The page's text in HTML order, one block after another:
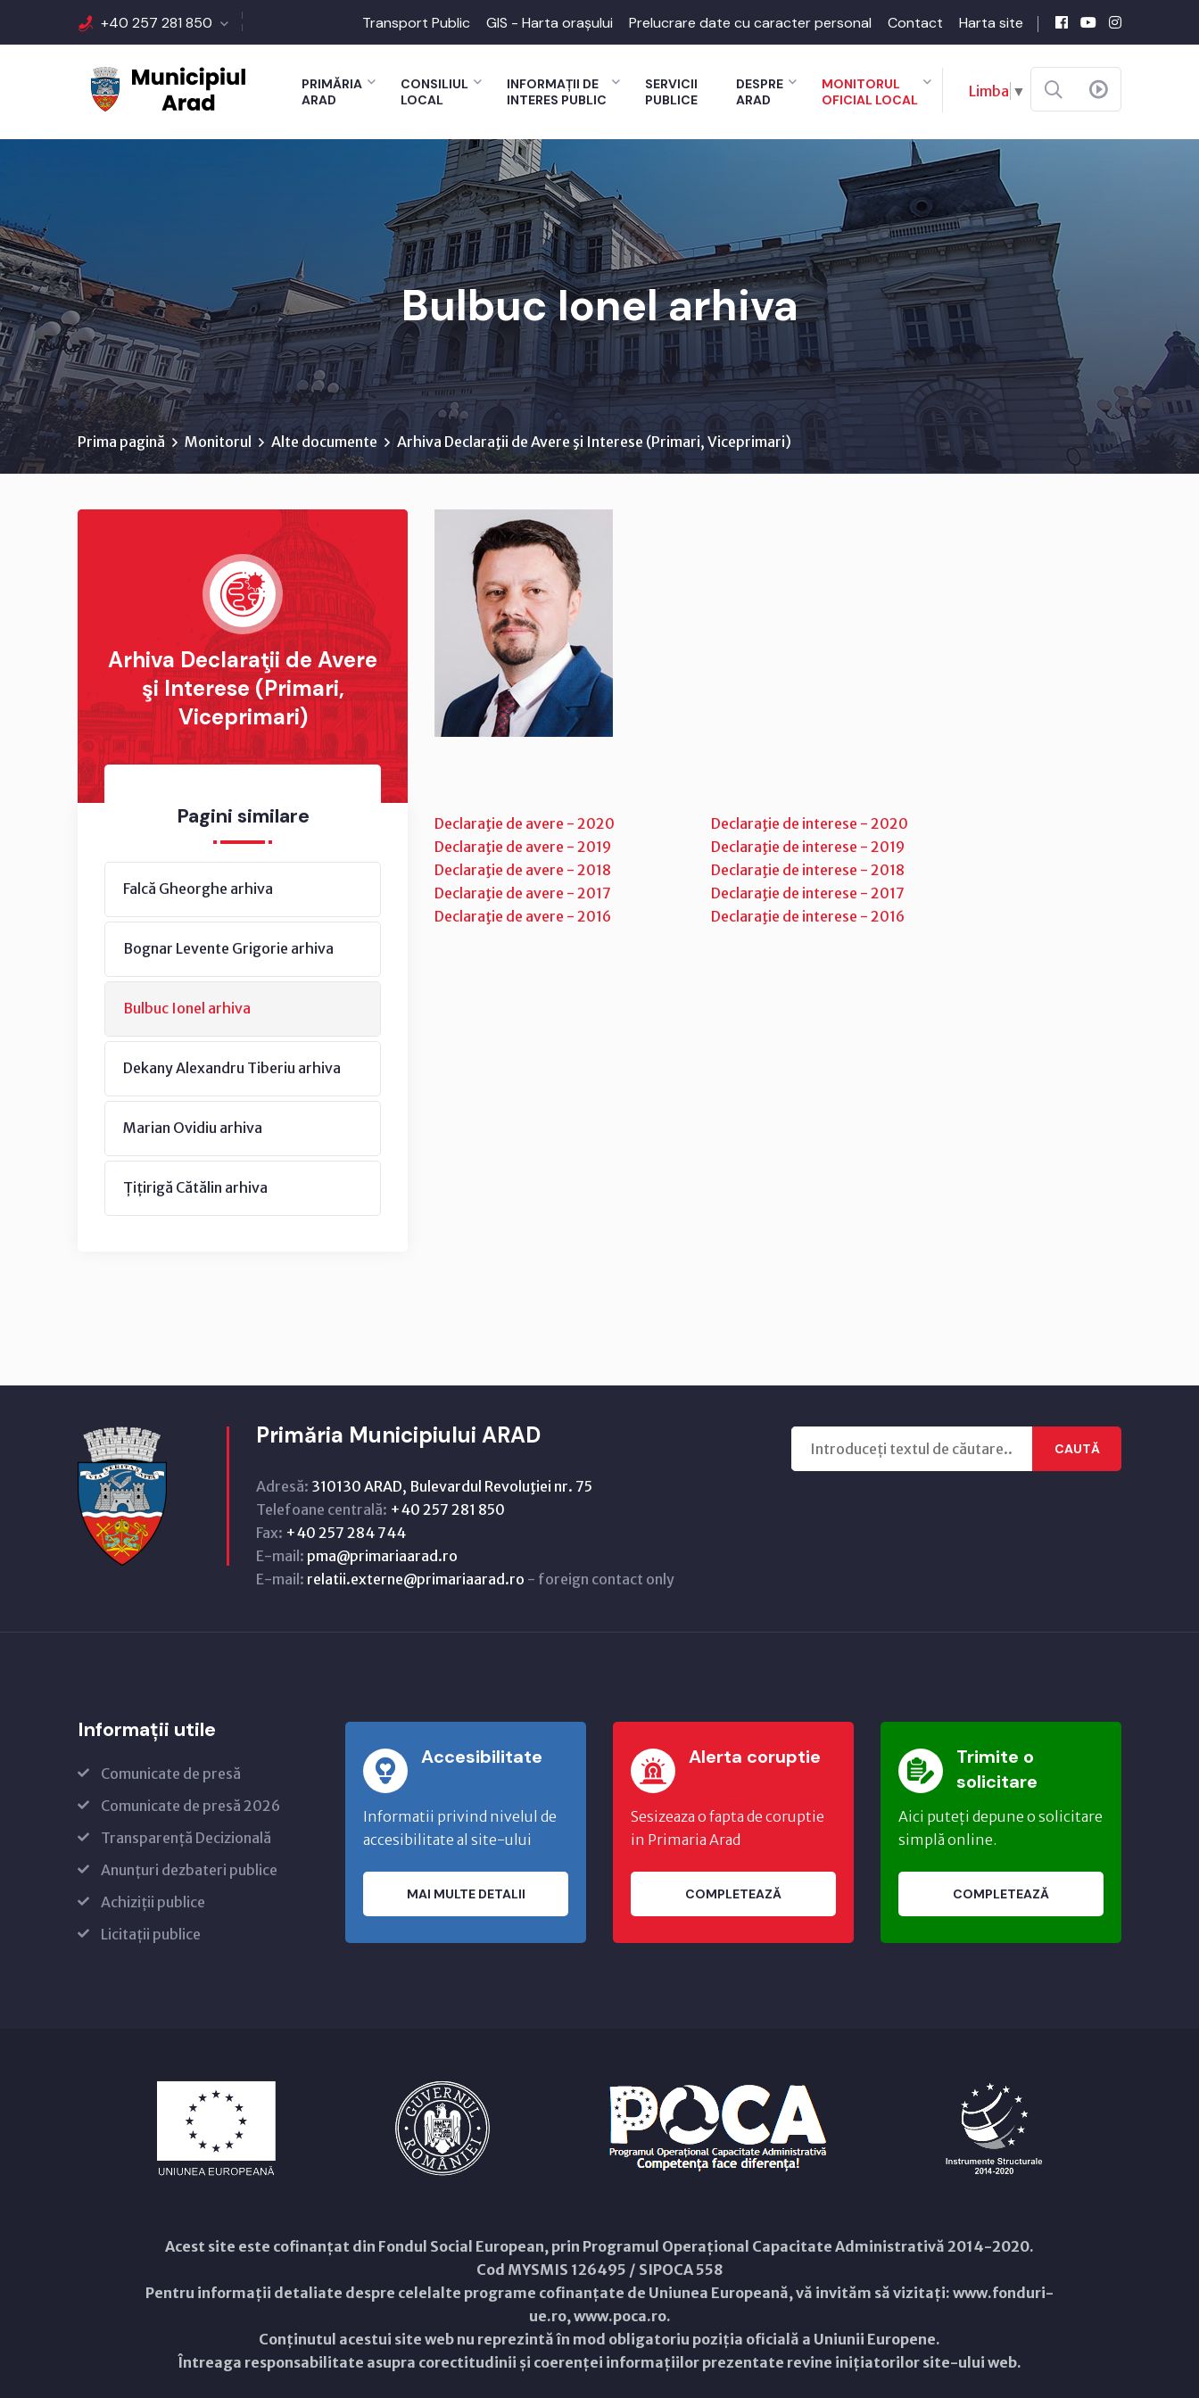
+40 257 281 850 Transport Public GIS - Harta orașului Prelucrare date cu caracter personal Contact Harta site
PRIMĂRIA
ARAD
CONSILIUL
LOCAL
INFORMAȚII DE
INTERES PUBLIC
SERVICII
PUBLICE
DESPRE
ARAD
MONITORUL
OFICIAL LOCAL
Limba ▼
Bulbuc Ionel arhiva
Prima pagină Monitorul Alte documente Arhiva Declaraţii de Avere şi Interese (Primari, Viceprimari)
Arhiva Declaraţii de Avere
şi Interese (Primari,
Viceprimari)
Pagini similare
Falcă Gheorghe arhiva
Bognar Levente Grigorie arhiva
Bulbuc Ionel arhiva
Dekany Alexandru Tiberiu arhiva
Marian Ovidiu arhiva
Țițirigă Cătălin arhiva
Declaraţie de avere - 2020
Declaraţie de avere - 2019
Declaraţie de avere - 2018
Declaraţie de avere - 2017
Declaraţie de avere - 2016
Declaraţie de interese - 2020
Declaraţie de interese - 2019
Declaraţie de interese - 2018
Declaraţie de interese - 2017
Declaraţie de interese - 2016
Primăria Municipiului ARAD
Adresă: 310130 ARAD, Bulevardul Revoluţiei nr. 75
Telefoane centrală: +40 257 281 850
Fax: +40 257 284 744
E-mail: pma@primariaarad.ro
E-mail: relatii.externe@primariaarad.ro - foreign contact only
CAUTĂ
Informații utile
Comunicate de presă
Comunicate de presă 2026
Transparență Decizională
Anunțuri dezbateri publice
Achiziții publice
Licitații publice
Accesibilitate
Informatii privind nivelul de
accesibilitate al site-ului
MAI MULTE DETALII
Alerta coruptie
Sesizeaza o fapta de coruptie
in Primaria Arad
COMPLETEAZĂ
Trimite o
solicitare
Aici puteți depune o solicitare
simplă online.
COMPLETEAZĂ
Acest site este cofinanțat din Fondul Social European, prin Programul Operațional Capacitate Administrativă 2014-2020.
Cod MYSMIS 126495 / SIPOCA 558
Pentru informații detaliate despre celelalte programe cofinanțate de Uniunea Europeană, vă invităm să vizitați: www.fonduri-
ue.ro,www.poca.ro.
Conținutul acestui site web nu reprezintă în mod obligatoriu poziția oficială a Uniunii Europene.
Întreaga responsabilitate asupra corectitudinii și coerenței informațiilor prezentate revine inițiatorilor site-ului web.